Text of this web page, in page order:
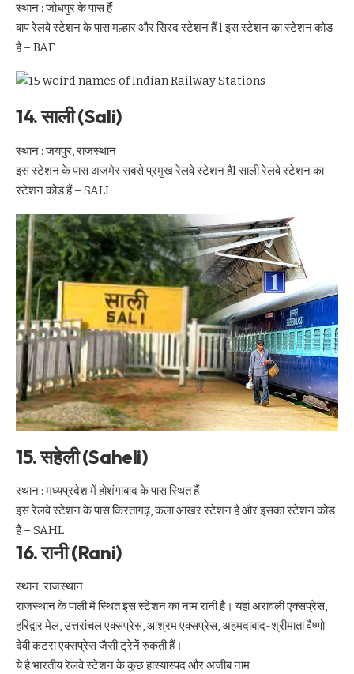
स्थान : जोधपुर के पास हैं
बाप रेलवे स्टेशन के पास मल्हार और सिरद स्टेशन हैं l इस स्टेशन का स्टेशन कोड
है – BAF
14. साली (Sali)
स्थान : जयपुर, राजस्थान
इस स्टेशन के पास अजमेर सबसे प्रमुख रेलवे स्टेशन हैl साली रेलवे स्टेशन का
स्टेशन कोड हैं – SALI
15. सहेली (Saheli)
स्थान : मध्यप्रदेश में होशंगाबाद के पास स्थित हैं
इस रेलवे स्टेशन के पास किरतागढ़, कला आखर स्टेशन है और इसका स्टेशन कोड
है – SAHL
16. रानी (Rani)
स्थान: राजस्थान
राजस्थान के पाली में स्थित इस स्टेशन का नाम रानी है। यहां अरावली एक्सप्रेस,
हरिद्वार मेल, उत्तरांचल एक्सप्रेस, आश्रम एक्सप्रेस, अहमदाबाद-श्रीमाता वैष्णो
देवी कटरा एक्सप्रेस जैसी ट्रेनें रुकती हैं।
ये है भारतीय रेलवे स्टेशन के कुछ हास्यास्पद और अजीब नाम